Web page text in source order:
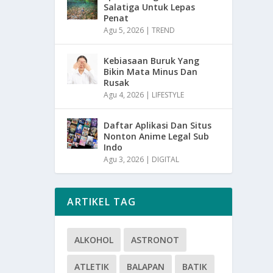
Salatiga Untuk Lepas
Penat
Agu 5, 2026 |TREND
Kebiasaan Buruk Yang
Bikin Mata Minus Dan
Rusak
Agu 4, 2026 | LIFESTYLE
Daftar Aplikasi Dan Situs
Nonton Anime Legal Sub
Indo
Agu 3, 2026 | DIGITAL
ARTIKEL TAG
ALKOHOL ASTRONOT
ATLETIK BALAPAN BATIK